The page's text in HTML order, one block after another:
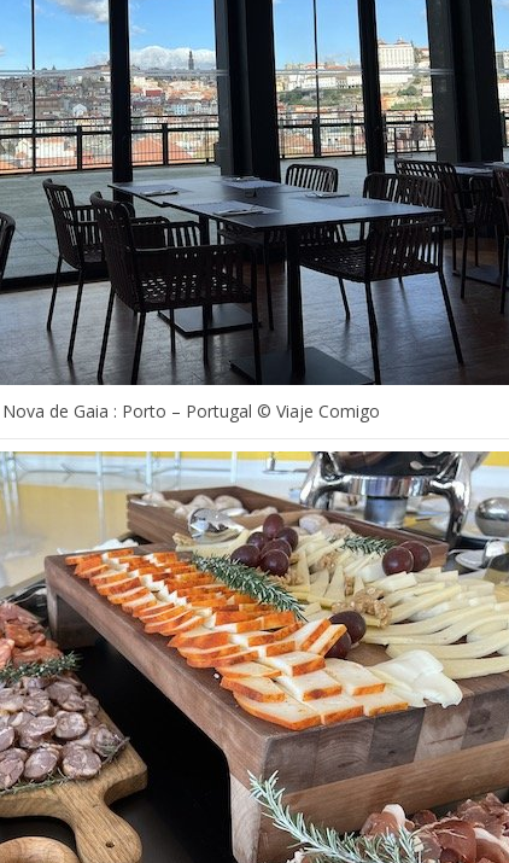
Nova de Gaia : Porto – Portugal © Viaje Comigo